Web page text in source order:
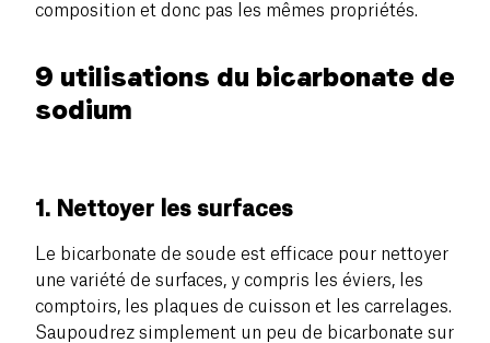
composition et donc pas les mêmes propriétés.
9 utilisations du bicarbonate de
sodium
1. Nettoyer les surfaces
Le bicarbonate de soude est efficace pour nettoyer
une variété de surfaces, y compris les éviers, les
comptoirs, les plaques de cuisson et les carrelages.
Saupoudrez simplement un peu de bicarbonate sur